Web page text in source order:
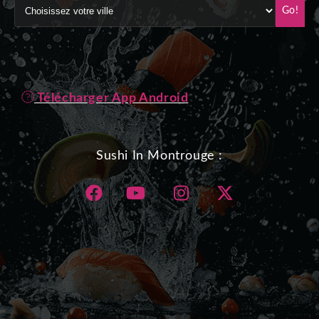
Go!
Télécharger App Android
Sushi In Montrouge :